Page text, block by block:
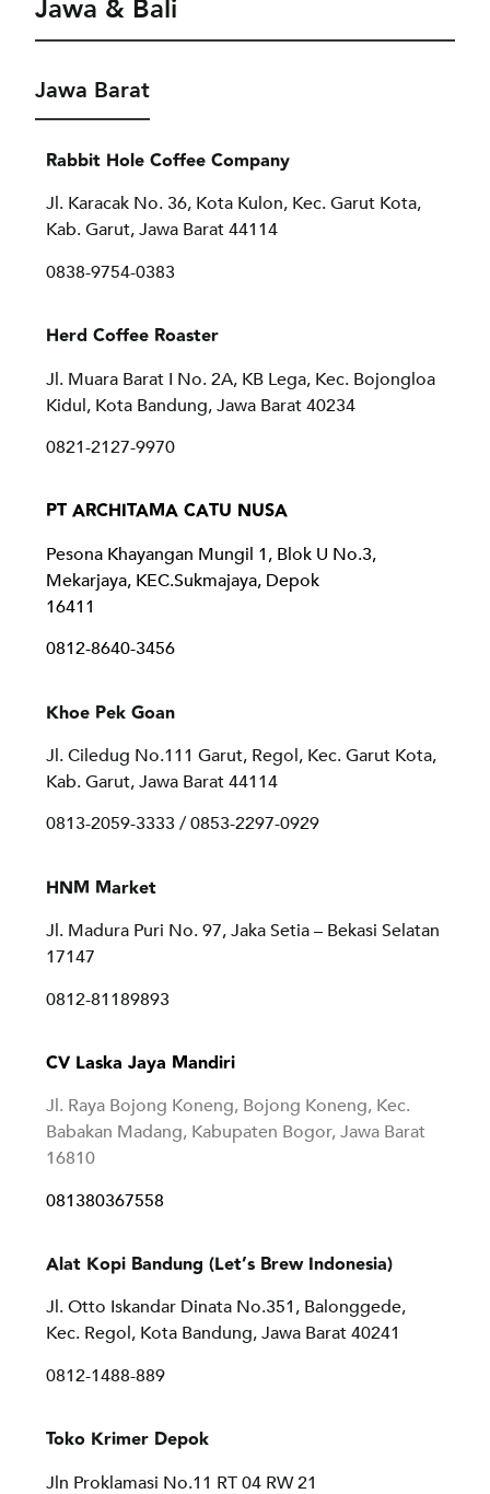
Jawa & Bali
Jawa Barat
Rabbit Hole Coffee Company
Jl. Karacak No. 36, Kota Kulon, Kec. Garut Kota,
Kab. Garut, Jawa Barat 44114
0838-9754-0383
Herd Coffee Roaster
Jl. Muara Barat I No. 2A, KB Lega, Kec. Bojongloa
Kidul, Kota Bandung, Jawa Barat 40234
0821-2127-9970
PT ARCHITAMA CATU NUSA
Pesona Khayangan Mungil 1, Blok U No.3,
Mekarjaya, KEC.Sukmajaya, Depok
16411
0812-8640-3456
Khoe Pek Goan
Jl. Ciledug No.111 Garut, Regol, Kec. Garut Kota,
Kab. Garut, Jawa Barat 44114
0813-2059-3333 / 0853-2297-0929
HNM Market
Jl. Madura Puri No. 97, Jaka Setia – Bekasi Selatan
17147
0812-81189893
CV Laska Jaya Mandiri
Jl. Raya Bojong Koneng, Bojong Koneng, Kec.
Babakan Madang, Kabupaten Bogor, Jawa Barat
16810
081380367558
Alat Kopi Bandung (Let’s Brew Indonesia)
Jl. Otto Iskandar Dinata No.351, Balonggede,
Kec. Regol, Kota Bandung, Jawa Barat 40241
0812-1488-889
Toko Krimer Depok
Jln Proklamasi No.11 RT 04 RW 21